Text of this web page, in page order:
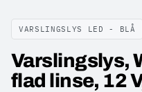
VARSLINGSLYS LED - BLÅ
Varslingslys,
flad linse, 12